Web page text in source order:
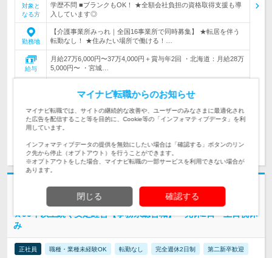
対象と
なる方
学歴不問 ■ブランクもOK！ ★全額会社負担の資格取得支援も導
入しています◎
勤務地
【介護事業所みっれ｜全国16事業所で同時募集】 ★転居を伴う
転勤なし！ ★住みたい場所で働ける！…
給与
月給27万6,000円〜37万4,000円＋賞与年2回 ・北海道：月給28万
5,000円〜 ・宮城…
386万円～523万円
求人詳細を見る 気になる
国家公務員共済組合連合会 | 東京共済病院｜＊年休120日以上＊転勤なし
★90年以上続く安定経営【事務系総合職】＊完休2日＊土日祝休
み
正社員 職種・業種未経験OK 転勤なし 完全週休2日制 第二新卒歓迎
マイナビ転職からのお知らせ
マイナビ転職では、サイトの継続的な改善や、ユーザーのみなさまに最適化され
た広告を配信すること等を目的に、Cookie等の「インフォマティブデータ」を利
用しています。
インフォマティブデータの提供を無効にしたい場合は「確認する」ボタンのリン
ク先から停止（オプトアウト）を行うことができます。
※オプトアウトをした場合、マイナビ転職の一部サービスを利用できない場合が
あります。
閉じる 確認する